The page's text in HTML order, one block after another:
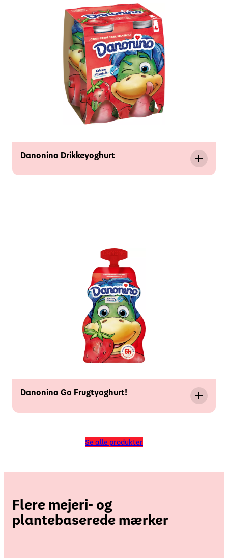
Danonino Drikkeyoghurt
Danonino Go Frugtyoghurt!
Se alle produkter
Flere mejeri- og
plantebaserede mærker